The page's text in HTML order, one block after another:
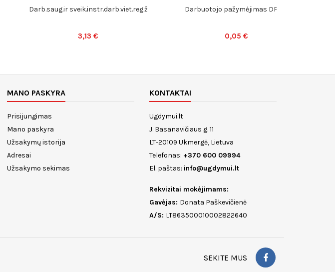
Darb.saug.ir sveik.instr.darb.viet.reg.ž
3,13 €
Darbuotojo pažymėjimas DP-A7
0,05 €
MANO PASKYRA
Prisijungimas
Mano paskyra
Užsakymų istorija
Adresai
Užsakymo sekimas
KONTAKTAI
Ugdymui.lt
J. Basanavičiaus g. 11
LT-20109 Ukmergė, Lietuva
Telefonas: +370 600 09994
El. paštas: info@ugdymui.lt
Rekvizitai mokėjimams:
Gavėjas: Donata Paškevičienė
A/S: LT863500010002822640
SEKITE MUS